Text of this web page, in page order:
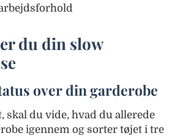
du din slow
over din garderobe
skal du vide, hvad du allerede
igennem og sorter tøjet i tre